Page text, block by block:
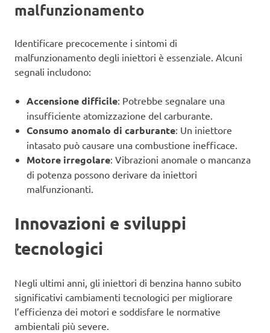
malfunzionamento
Identificare precocemente i sintomi di
malfunzionamento degli iniettori è essenziale. Alcuni
segnali includono:
Accensione difficile: Potrebbe segnalare una
insufficiente atomizzazione del carburante.
Consumo anomalo di carburante: Un iniettore
intasato può causare una combustione inefficace.
Motore irregolare: Vibrazioni anomale o mancanza
di potenza possono derivare da iniettori
malfunzionanti.
Innovazioni e sviluppi
tecnologici
Negli ultimi anni, gli iniettori di benzina hanno subito
significativi cambiamenti tecnologici per migliorare
l’efficienza dei motori e soddisfare le normative
ambientali più severe.